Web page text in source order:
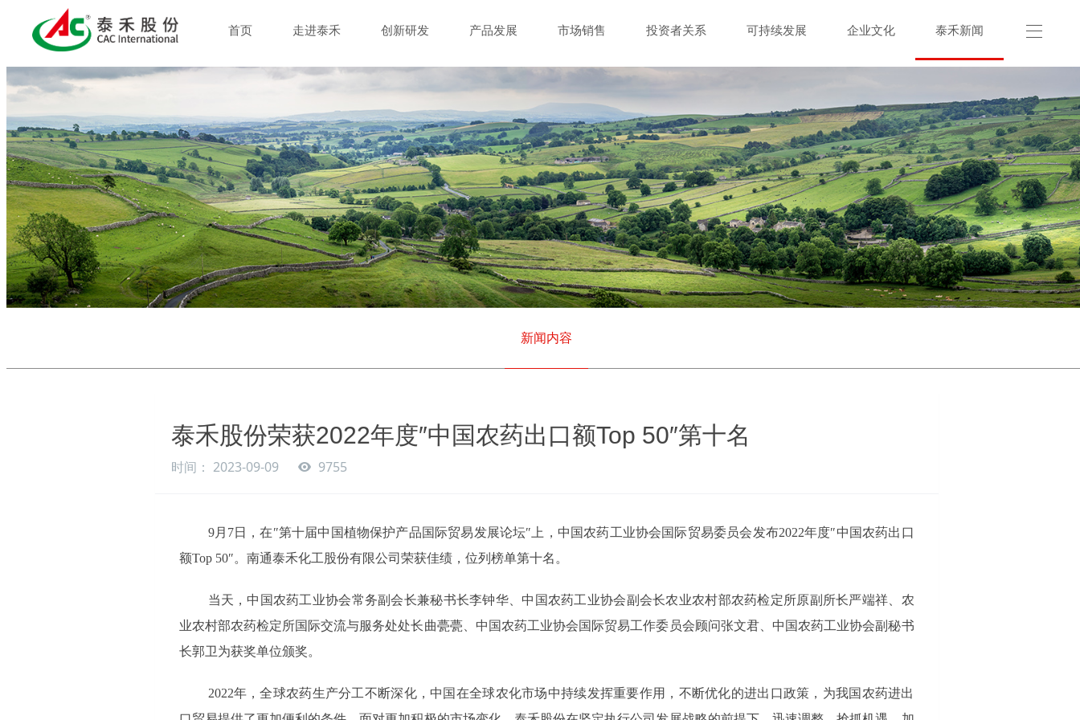
首页 走进泰禾 创新研发 产品发展 市场销售 投资者关系 可持续发展 企业文化 泰禾新闻 联系我们
新闻内容
泰禾股份荣获2022年度″中国农药出口额Top 50″第十名
时间： 2023-09-09 9755
9月7日，在″第十届中国植物保护产品国际贸易发展论坛″上，中国农药工业协会国际贸易委员会发布2022年度″中国农药出口
额Top 50″。南通泰禾化工股份有限公司荣获佳绩，位列榜单第十名。
当天，中国农药工业协会常务副会长兼秘书长李钟华、中国农药工业协会副会长农业农村部农药检定所原副所长严端祥、农
业农村部农药检定所国际交流与服务处处长曲甍甍、中国农药工业协会国际贸易工作委员会顾问张文君、中国农药工业协会副秘书
长郭卫为获奖单位颁奖。
2022年，全球农药生产分工不断深化，中国在全球农化市场中持续发挥重要作用，不断优化的进出口政策，为我国农药进出